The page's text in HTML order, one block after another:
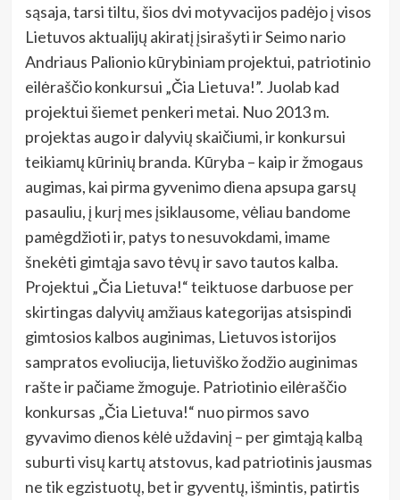
sąsaja, tarsi tiltu, šios dvi motyvacijos padėjo į visos
Lietuvos aktualijų akiratį įsirašyti ir Seimo nario
Andriaus Palionio kūrybiniam projektui, patriotinio
eilėraščio konkursui „Čia Lietuva!”. Juolab kad
projektui šiemet penkeri metai. Nuo 2013 m.
projektas augo ir dalyvių skaičiumi, ir konkursui
teikiamų kūrinių branda. Kūryba – kaip ir žmogaus
augimas, kai pirma gyvenimo diena apsupa garsų
pasauliu, į kurį mes įsiklausome, vėliau bandome
pamėgdžioti ir, patys to nesuvokdami, imame
šnekėti gimtąja savo tėvų ir savo tautos kalba.
Projektui „Čia Lietuva!“ teiktuose darbuose per
skirtingas dalyvių amžiaus kategorijas atsispindi
gimtosios kalbos auginimas, Lietuvos istorijos
sampratos evoliucija, lietuviško žodžio auginimas
rašte ir pačiame žmoguje. Patriotinio eilėraščio
konkursas „Čia Lietuva!“ nuo pirmos savo
gyvavimo dienos kėlė uždavinį – per gimtąją kalbą
suburti visų kartų atstovus, kad patriotinis jausmas
ne tik egzistuotų, bet ir gyventų, išmintis, patirtis